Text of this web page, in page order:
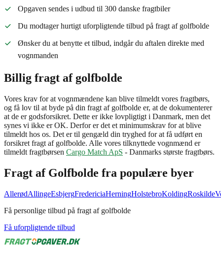
Opgaven sendes i udbud til 300 danske fragtbiler
Du modtager hurtigt uforpligtende tilbud på fragt af golfbolde
Ønsker du at benytte et tilbud, indgår du aftalen direkte med
vognmanden
Billig fragt af golfbolde
Vores krav for at vognmændene kan blive tilmeldt vores fragtbørs,
og få lov til at byde på din fragt af golfbolde er, at de dokumenterer
at de er godsforsikret. Dette er ikke lovpligtigt i Danmark, men det
synes vi ikke er OK. Derfor er det et minimumskrav for at blive
tilmeldt hos os. Det er til gengæld din tryghed for at få udført en
forsikret fragt af golfbolde. Alle vores tilknyttede vognmænd er
tilmeldt fragtbørsen Cargo Match ApS - Danmarks største fragtbørs.
Fragt af Golfbolde fra populære byer
AllerødAllingeEsbjergFredericiaHerningHolstebroKoldingRoskilde
Få personlige tilbud på fragt af golfbolde
Få uforpligtende tilbud